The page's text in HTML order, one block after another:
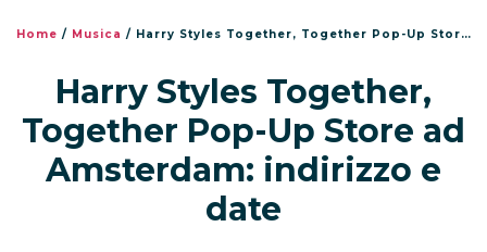
Home / Musica / Harry Styles Together, Together Pop-Up Store ad Amsterdam: indirizzo e date
Harry Styles Together,
Together Pop-Up Store ad
Amsterdam: indirizzo e
date